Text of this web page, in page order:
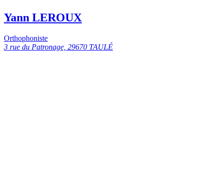
Yann LEROUX
Orthophoniste
3 rue du Patronage, 29670 TAULÉ